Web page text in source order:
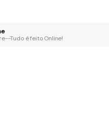
Tudo é feito Online!